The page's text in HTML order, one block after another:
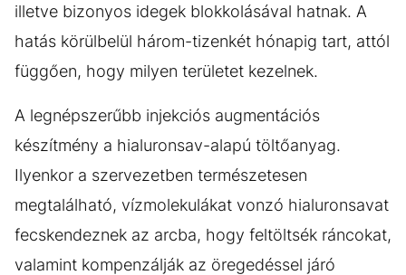
illetve bizonyos idegek blokkolásával hatnak. A
hatás körülbelül három-tizenkét hónapig tart, attól
függően, hogy milyen területet kezelnek.
A legnépszerűbb injekciós augmentációs
készítmény a hialuronsav-alapú töltőanyag.
Ilyenkor a szervezetben természetesen
megtalálható, vízmolekulákat vonzó hialuronsavat
fecskendeznek az arcba, hogy feltöltsék ráncokat,
valamint kompenzálják az öregedéssel járó